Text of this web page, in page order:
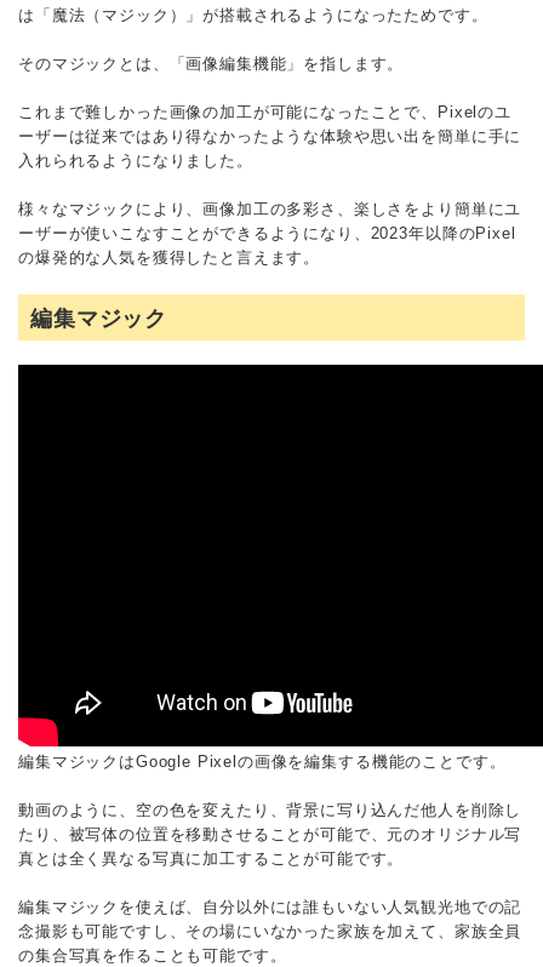
は「魔法（マジック）」が搭載されるようになったためです。
そのマジックとは、「画像編集機能」を指します。
これまで難しかった画像の加工が可能になったことで、Pixelのユ
ーザーは従来ではあり得なかったような体験や思い出を簡単に手に
入れられるようになりました。
様々なマジックにより、画像加工の多彩さ、楽しさをより簡単にユ
ーザーが使いこなすことができるようになり、2023年以降のPixel
の爆発的な人気を獲得したと言えます。
編集マジック
編集マジックはGoogle Pixelの画像を編集する機能のことです。
動画のように、空の色を変えたり、背景に写り込んだ他人を削除し
たり、被写体の位置を移動させることが可能で、元のオリジナル写
真とは全く異なる写真に加工することが可能です。
編集マジックを使えば、自分以外には誰もいない人気観光地での記
念撮影も可能ですし、その場にいなかった家族を加えて、家族全員
の集合写真を作ることも可能です。